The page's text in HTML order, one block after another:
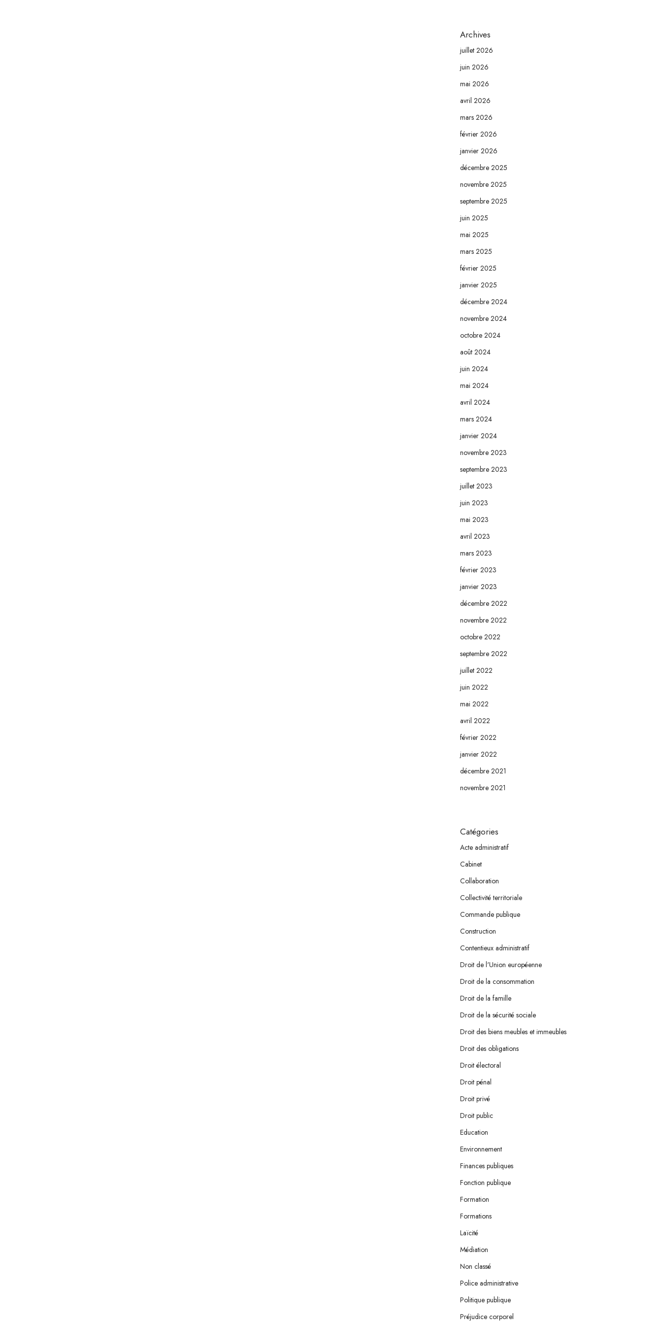
Archives
juillet 2026
juin 2026
mai 2026
avril 2026
mars 2026
février 2026
janvier 2026
décembre 2025
novembre 2025
septembre 2025
juin 2025
mai 2025
mars 2025
février 2025
janvier 2025
décembre 2024
novembre 2024
octobre 2024
août 2024
juin 2024
mai 2024
avril 2024
mars 2024
janvier 2024
novembre 2023
septembre 2023
juillet 2023
juin 2023
mai 2023
avril 2023
mars 2023
février 2023
janvier 2023
décembre 2022
novembre 2022
octobre 2022
septembre 2022
juillet 2022
juin 2022
mai 2022
avril 2022
février 2022
janvier 2022
décembre 2021
novembre 2021
Catégories
Acte administratif
Cabinet
Collaboration
Collectivité territoriale
Commande publique
Construction
Contentieux administratif
Droit de l'Union européenne
Droit de la consommation
Droit de la famille
Droit de la sécurité sociale
Droit des biens meubles et immeubles
Droit des obligations
Droit électoral
Droit pénal
Droit privé
Droit public
Education
Environnement
Finances publiques
Fonction publique
Formation
Formations
Laïcité
Médiation
Non classé
Police administrative
Politique publique
Préjudice corporel